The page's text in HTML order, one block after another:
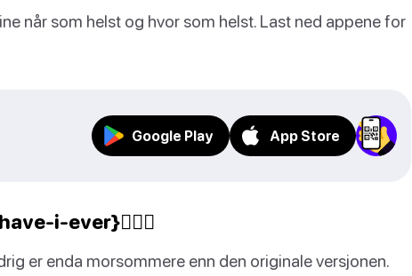
når som helst og hvor som helst. Last ned appene for
Google Play App Store
i-ever}🙅🏻‍♀️
er enda morsommere enn den originale versjonen.